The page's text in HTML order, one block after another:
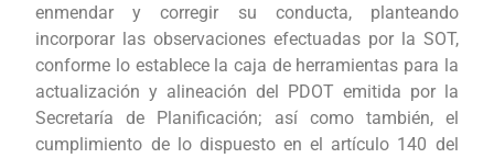
enmendar y corregir su conducta, planteando
incorporar las observaciones efectuadas por la SOT,
conforme lo establece la caja de herramientas para la
actualización y alineación del PDOT emitida por la
Secretaría de Planificación; así como también, el
cumplimiento de lo dispuesto en el artículo 140 del